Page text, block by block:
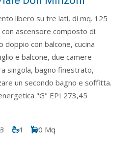
libero su tre lati, di mq. 125
ascensore composto di:
doppio con balcone, cucina
e balcone, due camere
singola, bagno finestrato,
un secondo bagno e soffitta.
"G" EPI 273,45
3 1 0 Mq